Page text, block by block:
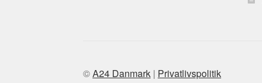
©A24 Danmark | Privatlivspolitik